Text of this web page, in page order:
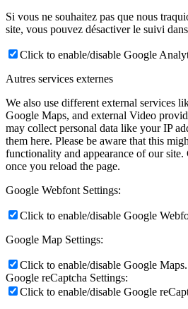
Si vous ne souhaitez pas que nous
site, vous pouvez désactiver le suivi
Click to enable/disable Google
Autres services externes
We also use different external services
Google Maps, and external Video
may collect personal data like your IP
them here. Please be aware that this
functionality and appearance of our
once you reload the page.
Google Webfont Settings:
Click to enable/disable Google
Google Map Settings:
Click to enable/disable Google Maps.
Google reCaptcha Settings:
Click to enable/disable Google